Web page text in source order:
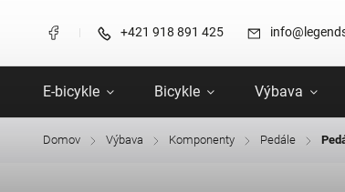
+421 918 891 425
E-bicykle Bicykle Výbava
Domov / Výbava / Komponenty / Pedále /